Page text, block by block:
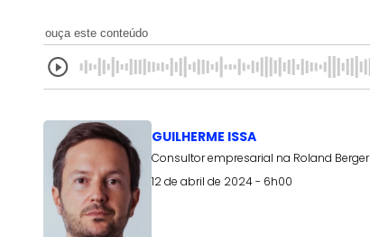
ouça este conteúdo
GUILHERME ISSA
Consultor empresarial na Roland Berger
12 de abril de 2024 - 6h00